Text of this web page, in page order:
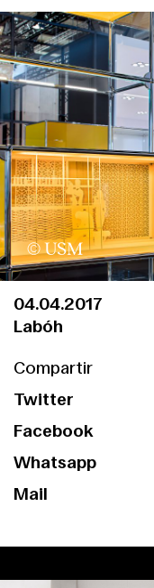
© USM
04.04.2017
Labóh
Compartir
Twitter
Facebook
Whatsapp
Mail